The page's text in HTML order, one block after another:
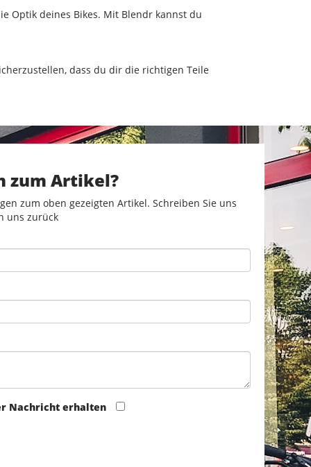
Optik deines Bikes. Mit Blendr kannst du
dass du dir die richtigen Teile
zum Artikel?
zum oben gezeigten Artikel. Schreiben Sie uns
uns zurück
Nachricht erhalten